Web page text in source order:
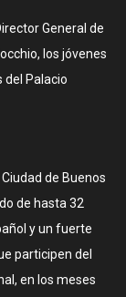
General de
los jóvenes
del Palacio
de Buenos
de hasta 32
y un fuerte
participen del
en los meses